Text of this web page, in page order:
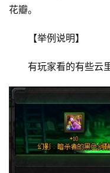
花瓣。
【举例说明】